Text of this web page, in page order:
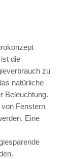
die
zu
natürliche
Beleuchtung.
Fenstern
Eine